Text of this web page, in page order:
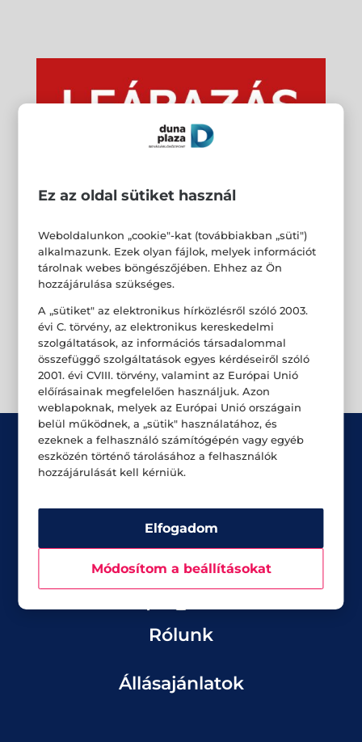
Üzletek
Akciók
Aktualitások
Rólunk
Állásajánlatok
Ez az oldal sütiket használ
Weboldalunkon „cookie"-kat (továbbiakban „süti")
alkalmazunk. Ezek olyan fájlok, melyek információt
tárolnak webes böngészőjében. Ehhez az Ön
hozzájárulása szükséges.
A „sütiket" az elektronikus hírközlésről szóló 2003.
évi C. törvény, az elektronikus kereskedelmi
szolgáltatások, az információs társadalommal
összefüggő szolgáltatások egyes kérdéseiről szóló
2001. évi CVIII. törvény, valamint az Európai Unió
előírásainak megfelelően használjuk. Azon
weblapoknak, melyek az Európai Unió országain
belül működnek, a „sütik" használatához, és
ezeknek a felhasználó számítógépén vagy egyéb
eszközén történő tárolásához a felhasználók
hozzájárulását kell kérniük.
Elfogadom
Módosítom a beállításokat